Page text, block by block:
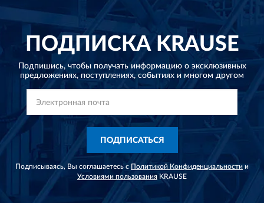
ПОДПИСКАKRAUSE
Подпишись, чтобы получать информацию о эксклюзивных
предложениях, поступлениях, событиях и многом другом
ПОДПИСАТЬСЯ
Подписываясь, Вы соглашаетесь с Политикой Конфиденциальности и
Условиями пользованияKRAUSE